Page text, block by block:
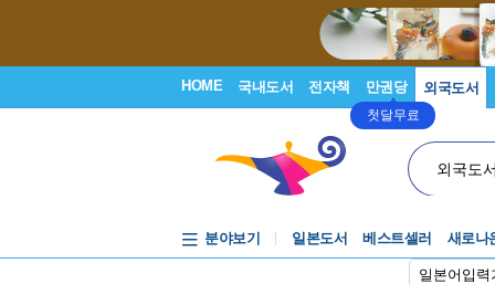
HOME 국내도서 전자책 만권당
첫달무료
외국도서
외국도
일본어입력
분야보기 일본도서 베스트셀러 새로나